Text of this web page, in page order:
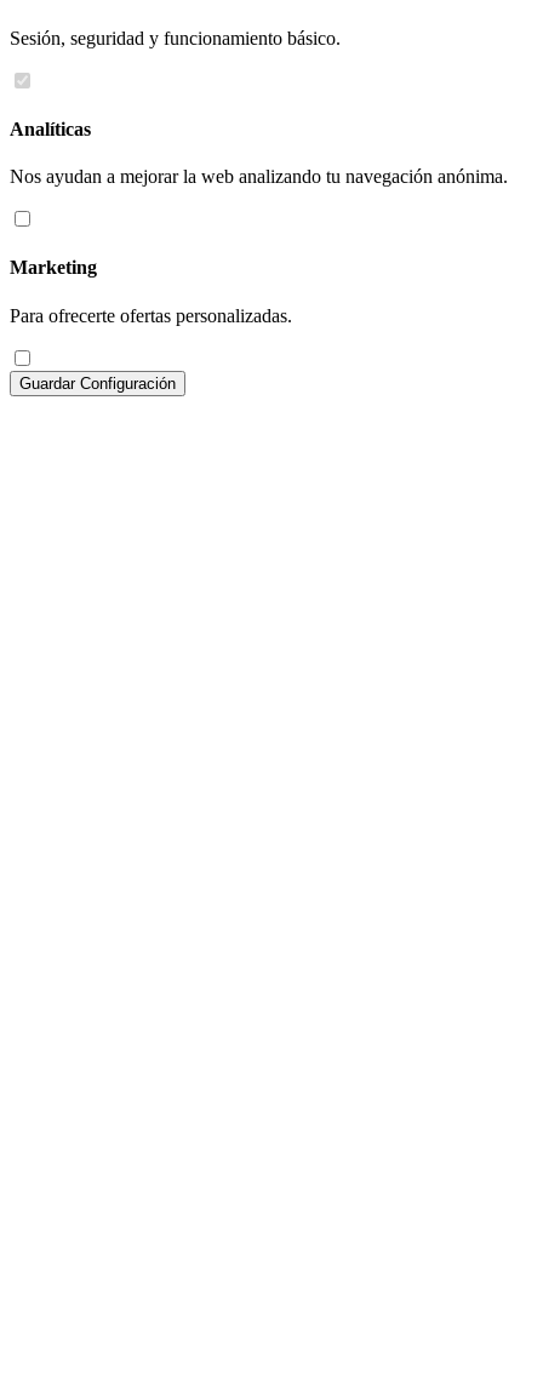
Sesión, seguridad y funcionamiento básico.
Analíticas
Nos ayudan a mejorar la web analizando tu navegación anónima.
Marketing
Para ofrecerte ofertas personalizadas.
Guardar Configuración